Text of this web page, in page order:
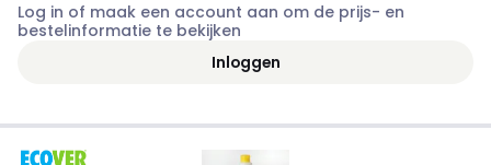
Log in of maak een account aan om de prijs- en
bestelinformatie te bekijken
Inloggen